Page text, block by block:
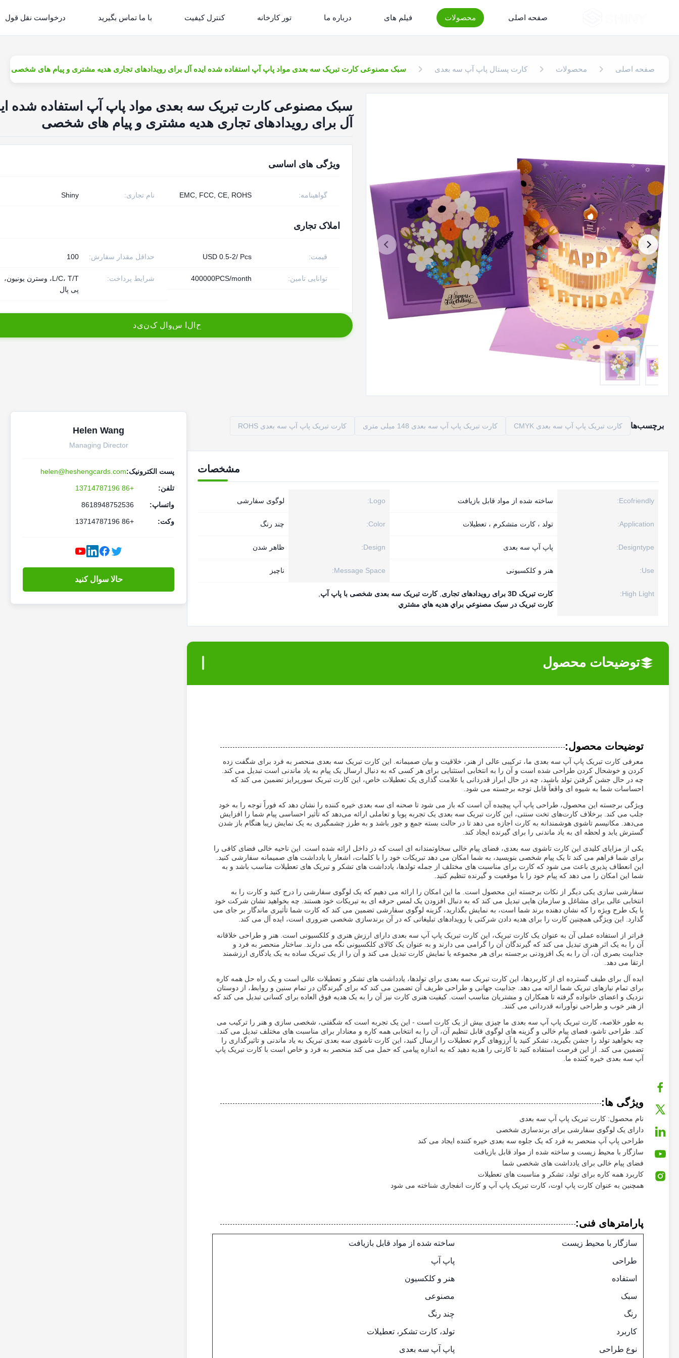
صفحه اصلی محصولات فیلم های درباره ما تور کارخانه کنترل کیفیت با ما تماس بگیرید درخواست نقل قول
صفحه اصلی محصولات کارت پستال پاپ آپ سه بعدی سبک مصنوعی کارت تبریک سه بعدی مواد پاپ آپ استفاده شده ایده آل برای رویدادهای تجاری هدیه مشتری و پیام های شخصی
سبک مصنوعی کارت تبریک سه بعدی مواد پاپ آپ استفاده شده
آل برای رویدادهای تجاری هدیه مشتری و پیام های شخصی
ویژگی های اساسی
نام تجاری: Shiny گواهینامه: EMC, FCC, CE, ROHS
املاک تجاری
حداقل مقدار سفارش: 100 قیمت: USD 0.5-2/ Pcs
شرایط پرداخت:
L/C، T/T، وسترن یونیون،
پی پال
توانایی تامین: 400000PCS/month
ح ل سو ل کنيد
برچسب‌ها کارت تبریک پاپ آپ سه بعدی CMYK کارت تبریک پاپ آپ سه بعدی 148 میلی متری کارت تبریک پاپ آپ سه بعدی ROHS
مشخصات
Ecofriendly: ساخته شده از مواد قابل بازیافت Logo: لوگوی سفارشی
Application: تولد ، کارت متشکرم ، تعطیلات Color: چند رنگ
Designtype: پاپ آپ سه بعدی Design: ظاهر شدن
Use: هنر و کلکسیونی Message Space: ناچیز
High Light: کارت تبریک 3D برای رویدادهای تجاری ,کارت تبریک سه بعدی شخصی با پاپ آپ
کارت تبريک در سبک مصنوعي براي هديه هاي مشتري
توضیحات محصول
توضیحات محصول:
معرفی کارت تبریک پاپ آپ سه بعدی ما، ترکیبی عالی از هنر، خلاقیت و بیان صمیمانه. این کارت تبریک سه بعدی منحصر به فرد برای شگفت زده
کردن و خوشحال کردن طراحی شده است و آن را به انتخابی استثنایی برای هر کسی که به دنبال ارسال یک پیام به یاد ماندنی است تبدیل می کند.
چه در حال جشن گرفتن تولد باشید، چه در حال ابراز قدردانی یا علامت گذاری یک تعطیلات خاص، این کارت تبریک سورپرایز تضمین می کند که
احساسات شما به شیوه ای واقعاً قابل توجه برجسته می شود.
ویژگی برجسته این محصول، طراحی پاپ آپ پیچیده آن است که باز می شود تا صحنه ای سه بعدی خیره کننده را نشان دهد که فوراً توجه را به خود
جلب می کند. برخلاف کارت‌های تخت سنتی، این کارت تبریک سه بعدی یک تجربه پویا و تعاملی ارائه می‌دهد که تأثیر احساسی پیام شما را افزایش
می‌دهد. مکانیسم تاشوی هوشمندانه به کارت اجازه می دهد تا در حالت بسته جمع و جور باشد و به طرز چشمگیری به یک نمایش زیبا هنگام باز شدن
گسترش یابد و لحظه ای به یاد ماندنی را برای گیرنده ایجاد کند.
یکی از مزایای کلیدی این کارت تاشوی سه بعدی، فضای پیام خالی سخاوتمندانه ای است که در داخل ارائه شده است. این ناحیه خالی فضای کافی را
برای شما فراهم می کند تا یک پیام شخصی بنویسید، به شما امکان می دهد تبریکات خود را با کلمات، اشعار یا یادداشت های صمیمانه سفارشی کنید.
این انعطاف پذیری باعث می شود که کارت برای مناسبت های مختلف از جمله تولدها، یادداشت های تشکر و تبریک های تعطیلات مناسب باشد و به
شما این امکان را می دهد که پیام خود را با موقعیت و گیرنده تنظیم کنید.
سفارشی سازی یکی دیگر از نکات برجسته این محصول است. ما این امکان را ارائه می دهیم که یک لوگوی سفارشی را درج کنید و کارت را به
انتخابی عالی برای مشاغل و سازمان هایی تبدیل می کند که به دنبال افزودن یک لمس حرفه ای به تبریکات خود هستند. چه بخواهید نشان شرکت خود
یا یک طرح ویژه را که نشان دهنده برند شما است، به نمایش بگذارید، گزینه لوگوی سفارشی تضمین می کند که کارت شما تأثیری ماندگار بر جای می
گذارد. این ویژگی همچنین کارت را برای هدیه دادن شرکتی یا رویدادهای تبلیغاتی که در آن برندسازی شخصی ضروری است، ایده آل می کند.
فراتر از استفاده عملی آن به عنوان یک کارت تبریک، این کارت تبریک پاپ آپ سه بعدی دارای ارزش هنری و کلکسیونی است. هنر و طراحی خلاقانه
آن را به یک اثر هنری تبدیل می کند که گیرندگان آن را گرامی می دارند و به عنوان یک کالای کلکسیونی نگه می دارند. ساختار منحصر به فرد و
جذابیت بصری آن، آن را به یک افزودنی برجسته برای هر مجموعه یا نمایش کارت تبدیل می کند و آن را از یک تبریک ساده به یک یادگاری ارزشمند
ارتقا می دهد.
ایده آل برای طیف گسترده ای از کاربردها، این کارت تبریک سه بعدی برای تولدها، یادداشت های تشکر و تعطیلات عالی است و یک راه حل همه کاره
برای تمام نیازهای تبریک شما ارائه می دهد. جذابیت جهانی و طراحی ظریف آن تضمین می کند که برای گیرندگان در تمام سنین و روابط، از دوستان
نزدیک و اعضای خانواده گرفته تا همکاران و مشتریان مناسب است. کیفیت هنری کارت نیز آن را به یک هدیه فوق العاده برای کسانی تبدیل می کند که
از هنر خوب و طراحی نوآورانه قدردانی می کنند.
به طور خلاصه، کارت تبریک پاپ آپ سه بعدی ما چیزی بیش از یک کارت است - این یک تجربه است که شگفتی، شخصی سازی و هنر را ترکیب می
کند. طراحی تاشو، فضای پیام خالی و گزینه های لوگوی قابل تنظیم آن، آن را به انتخابی همه کاره و معنادار برای مناسبت های مختلف تبدیل می کند.
چه بخواهید تولد را جشن بگیرید، تشکر کنید یا آرزوهای گرم تعطیلات را ارسال کنید، این کارت تاشوی سه بعدی تبریک به یاد ماندنی و تاثیرگذاری را
تضمین می کند. از این فرصت استفاده کنید تا کارتی را هدیه دهید که به اندازه پیامی که حمل می کند منحصر به فرد و خاص است با کارت تبریک پاپ
آپ سه بعدی خیره کننده ما.
ویژگی ها:
نام محصول: کارت تبریک پاپ آپ سه بعدی
دارای یک لوگوی سفارشی برای برندسازی شخصی
طراحی پاپ آپ منحصر به فرد که یک جلوه سه بعدی خیره کننده ایجاد می کند
سازگار با محیط زیست و ساخته شده از مواد قابل بازیافت
فضای پیام خالی برای یادداشت های شخصی شما
کاربرد همه کاره برای تولد، تشکر و مناسبت های تعطیلات
همچنین به عنوان کارت پاپ اوت، کارت تبریک پاپ آپ و کارت انفجاری شناخته می شود
پارامترهای فنی:
سازگار با محیط زیست ساخته شده از مواد قابل بازیافت
طراحی پاپ آپ
استفاده هنر و کلکسیون
سبک مصنوعی
رنگ چند رنگ
کاربرد تولد، کارت تشکر، تعطیلات
نوع طراحی پاپ آپ سه بعدی
Helen Wang
Managing Director
پست الکترونیک:helen@heshengcards.com
تلفن: +86 13714787196
واتساپ: 8618948752536
وکت: +86 13714787196
حالا سوال کنيد